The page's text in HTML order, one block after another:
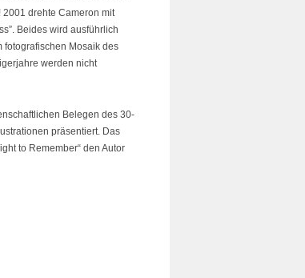
drehte Cameron mit
Beides wird ausführlich
fotografischen Mosaik des
werden nicht
Belegen des 30-
präsentiert. Das
to Remember“ den Autor